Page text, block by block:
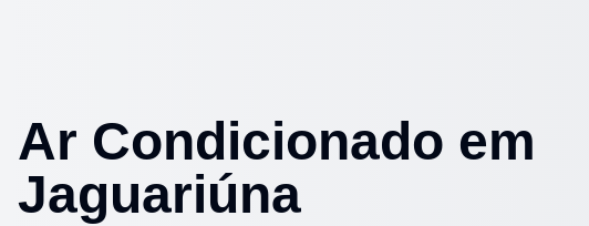
Ar Condicionado em
Jaguariúna